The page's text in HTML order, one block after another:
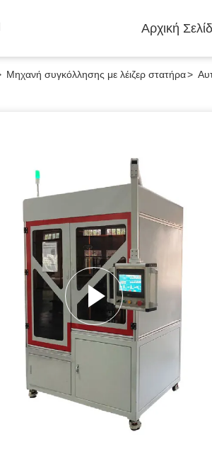
Αρχική
Μηχανή συγκόλλησης με λέιζερ στατήρα>